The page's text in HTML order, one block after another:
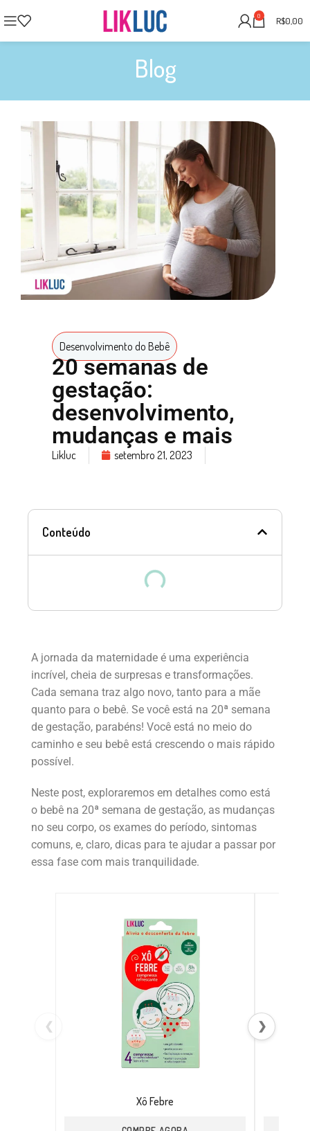
0 R$0,00
Blog
Desenvolvimento do Bebê
20 semanas de
gestação:
desenvolvimento,
mudanças e mais
Likluc setembro 21, 2023
Conteúdo
A jornada da maternidade é uma experiência
incrível, cheia de surpresas e transformações.
Cada semana traz algo novo, tanto para a mãe
quanto para o bebê. Se você está na 20ª semana
de gestação, parabéns! Você está no meio do
caminho e seu bebê está crescendo o mais rápido
possível.
Neste post, exploraremos em detalhes como está
o bebê na 20ª semana de gestação, as mudanças
no seu corpo, os exames do período, sintomas
comuns, e, claro, dicas para te ajudar a passar por
essa fase com mais tranquilidade.
❮
Xô Febre
❯